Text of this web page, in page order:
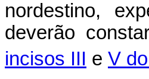
nordestino,
deverão
incisos III e V